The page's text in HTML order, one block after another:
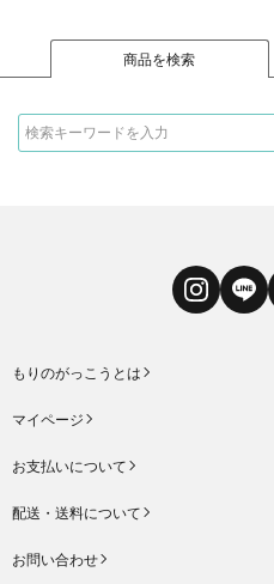
商品を検索
InstagramLINE
もりのがっこうとは
マイページ
お支払いについて
配送・送料について
お問い合わせ